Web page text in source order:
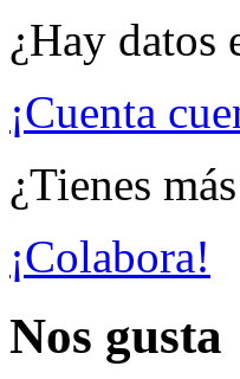
¿Hay datos
¡Cuenta
¿Tienes
¡Colabora!
Nos gusta